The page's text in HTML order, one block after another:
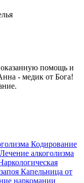
помощь и
- медик от Бога!
Кодирование
Лечение алкоголизма
Капельница от
наркомании